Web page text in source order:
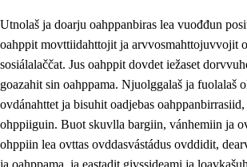
3. Skuvlla praksisa prinsihpat
Utnolaš ja doarju oahppanbiras lea vuođđun
oahppit movttiidahttojit ja arvvosmahttojuvvojit
sosiálalaččat. Jus oahppit dovdet iežaset
goazahit sin oahppama. Njuolggalaš ja fuolalaš
ovdánahttet ja bisuhit oadjebas
ohppiiguin. Buot skuvlla bargiin, vánhemiin ja
ohppiin lea ovttas ovddasvástádus ovddidit,